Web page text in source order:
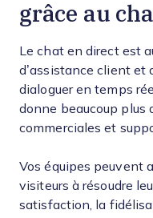
grâce au
Le chat en direct est
d’assistance client et
dialoguer en temps
donne beaucoup plus
commerciales et
Vos équipes peuvent
visiteurs à résoudre
satisfaction, la